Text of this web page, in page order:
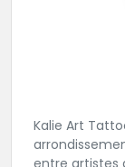
Kalie Art
entre artistes